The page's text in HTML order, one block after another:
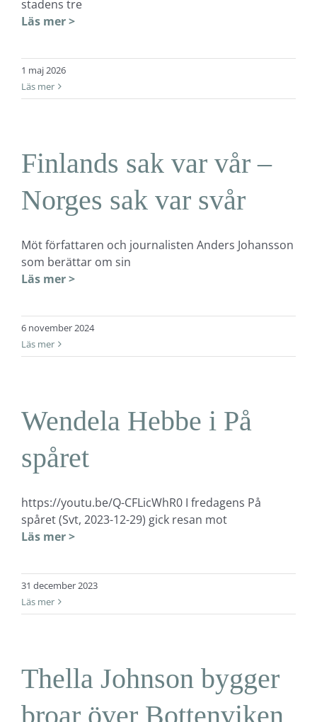
stadens tre
Läs mer >
1 maj 2026
Läs mer
Finlands sak var vår –
Norges sak var svår
Möt författaren och journalisten Anders Johansson
som berättar om sin
Läs mer >
6 november 2024
Läs mer
Wendela Hebbe i På
spåret
https://youtu.be/Q-CFLicWhR0 I fredagens På
spåret (Svt, 2023-12-29) gick resan mot
Läs mer >
31 december 2023
Läs mer
Thella Johnson bygger
broar över Bottenviken